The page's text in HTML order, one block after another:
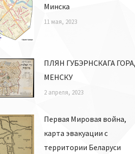
Минска
11 мая, 2023
ПЛЯН ГУБЭРНСКАГА
МЕНСКУ
2 апреля, 2023
Первая Мировая война,
карта эвакуации с
территории Беларуси